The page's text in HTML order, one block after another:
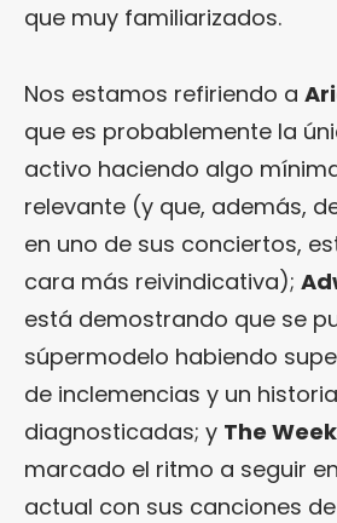
que muy familiarizados.
Nos estamos refiriendo a
que es probablemente la
activo haciendo algo
relevante (y que, además,
en uno de sus conciertos,
cara más reivindicativa);
está demostrando que se
súpermodelo habiendo
de inclemencias y un
diagnosticadas; y The
marcado el ritmo a seguir
actual con sus canciones